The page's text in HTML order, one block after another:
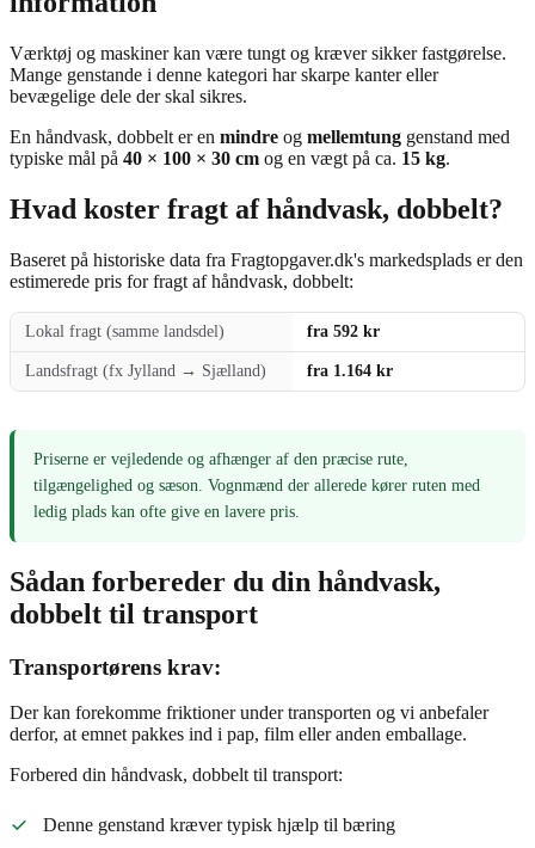
Værktøj og maskiner kan være tungt og kræver sikker fastgørelse.
Mange genstande i denne kategori har skarpe kanter eller
bevægelige dele der skal sikres.
En håndvask, dobbelt er en mindre og mellemtung genstand med
typiske mål på 40 × 100 × 30 cm og en vægt på ca. 15 kg.
Hvad koster fragt af håndvask, dobbelt?
Baseret på historiske data fra Fragtopgaver.dk's markedsplads er den
estimerede pris for fragt af håndvask, dobbelt:
Lokal fragt (samme landsdel) fra 592 kr
Landsfragt (fx Jylland → Sjælland) fra 1.164 kr
Priserne er vejledende og afhænger af den præcise rute,
tilgængelighed og sæson. Vognmænd der allerede kører ruten med
ledig plads kan ofte give en lavere pris.
Sådan forbereder du din håndvask,
dobbelt til transport
Transportørens krav:
Der kan forekomme friktioner under transporten og vi anbefaler
derfor, at emnet pakkes ind i pap, film eller anden emballage.
Forbered din håndvask, dobbelt til transport:
Denne genstand kræver typisk hjælp til bæring